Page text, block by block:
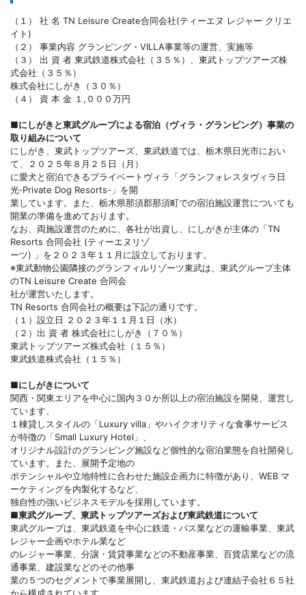
（１） 社 名 TN Leisure Create合同会社(ティーエヌ レジャー クリエ
イト)
（２） 事業内容 グランピング・VILLA事業等の運営、実施等
（３） 出 資 者 東武鉄道株式会社（３５％）、東武トップツアーズ株
式会社（３５％）
株式会社にしがき（３０％）
（４） 資 本 金 １,０００万円
■にしがきと東武グループによる宿泊（ヴィラ・グランピング）事業の
取り組みについて
にしがき、東武トップツアーズ、東武鉄道では、栃木県日光市におい
て、２０２５年８月２５日（月）
に愛犬と宿泊できるプライベートヴィラ「グランフォレスタヴィラ日
光‐Private Dog Resorts-」を開
業しています。また、栃木県那須郡那須町での宿泊施設運営についても
開業の準備を進めております。
なお、両施設運営のために、各社が出資し、にしがきが主体の「TN
Resorts 合同会社 (ティーエヌリゾ
ーツ) 」を２０２３年１１月に設立しております。
※東武動物公園隣接のグランフィルリゾーツ東武は、東武グループ主体
のTN Leisure Create 合同会
社が運営いたします。
TN Resorts 合同会社の概要は下記の通りです。
（１）設立日 ２０２３年１１月１日（水）
（２）出 資 者 株式会社にしがき（７０％）
東武トップツアーズ株式会社（１５％）
東武鉄道株式会社（１５％）
■にしがきについて
関西・関東エリアを中心に国内３０か所以上の宿泊施設を開発、運営し
ています。
１棟貸しスタイルの「Luxury villa」やハイクオリティな食事サービス
が特徴の「Small Luxury Hotel」、
オリジナル設計のグランピング施設など個性的な宿泊業態を自社開発し
ています。また、展開予定地の
ポテンシャルや立地特性に合わせた施設企画力に特徴があり、WEB マ
ーケティングを内製化するなど、
独自性の強いビジネスモデルを採用しています。
■東武グループ、東武トップツアーズおよび東武鉄道について
東武グループは、東武鉄道を中心に鉄道・バス業などの運輸事業、東武
レジャー企画やホテル業など
のレジャー事業、分譲・賃貸事業などの不動産事業、百貨店業などの流
通事業、建設業などのその他事
業の５つのセグメントで事業展開し、東武鉄道および連結子会社６５社